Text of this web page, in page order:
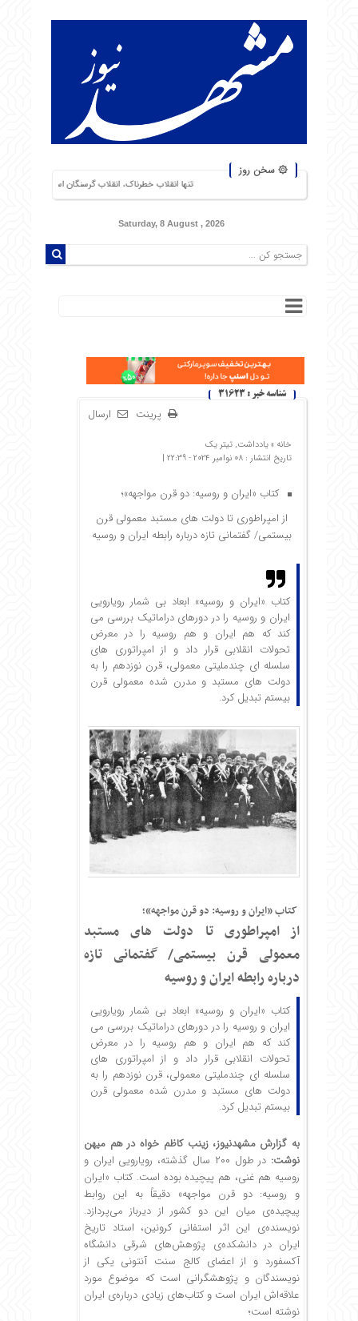
۞ سخن روز
تنها انقلاب خطرناک، انقلاب گرسنگان است. من از شورشهایی که دلیل آن
Saturday, 8 August , 2026
شناسه خبر : 31623
ارسال پرینت
خانه »یادداشت, تیتر یک
تاریخ انتشار : 08 نوامبر 2024 - 22:39 |
کتاب «ایران و روسیه: دو قرن مواجهه»؛
از امپراطوری تا دولت های مستبد معمولی قرن
بیستمی/ گفتمانی تازه درباره‌ رابطه‌ ایران و روسیه
کتاب «ایران و روسیه» ابعاد بی ‏شمار رویارویی
ایران و روسیه را در دوره‏ای دراماتیک بررسی می‏
کند که هم ایران و هم روسیه را در معرض
تحولات انقلابی قرار داد و از امپراتوری‏ های
سلسله‏ ای چندملیتی معمولی، قرن نوزدهم را به
دولت ‏های مستبد و مدرن‏ شده معمولی قرن
بیستم تبدیل کرد.
کتاب «ایران و روسیه: دو قرن مواجهه»؛
از امپراطوری تا دولت های مستبد
معمولی قرن بیستمی/ گفتمانی تازه
درباره‌ رابطه‌ ایران و روسیه
کتاب «ایران و روسیه» ابعاد بی ‏شمار رویارویی
ایران و روسیه را در دوره‏ای دراماتیک بررسی می‏
کند که هم ایران و هم روسیه را در معرض
تحولات انقلابی قرار داد و از امپراتوری‏ های
سلسله‏ ای چندملیتی معمولی، قرن نوزدهم را به
دولت ‏های مستبد و مدرن‏ شده معمولی قرن
بیستم تبدیل کرد.
به گزارشمشهدنیوز،‌ زینب کاظم خواه در هم میهن
نوشت:
در طول ۲۰۰ سال گذشته، رویارویی ایران و
روسیه هم غنی، هم پیچیده بوده است. کتاب «ایران
و روسیه: دو قرن مواجهه» دقیقاً به این روابط
پیچیده‌ی میان این دو کشور از دیرباز می‌پردازد.
نویسنده‌ی این اثر استفانی کرونین، استاد تاریخ
ایران در دانشکده‌ی پژوهش‌های شرقی دانشگاه
آکسفورد و از اعضای کالج سنت آنتونی یکی از
نویسندگان و پژوهشگرانی است که موضوع مورد
علاقه‌اش ایران است و کتاب‌های زیادی درباره‌ی ایران
نوشته است؛